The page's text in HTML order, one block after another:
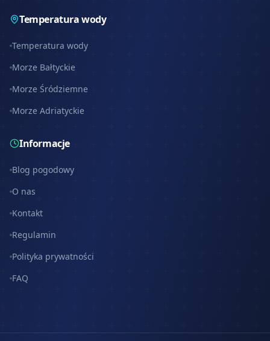
Temperatura wody
Temperatura wody
Morze Bałtyckie
Morze Śródziemne
Morze Adriatyckie
Informacje
Blog pogodowy
O nas
Kontakt
Regulamin
Polityka prywatności
FAQ